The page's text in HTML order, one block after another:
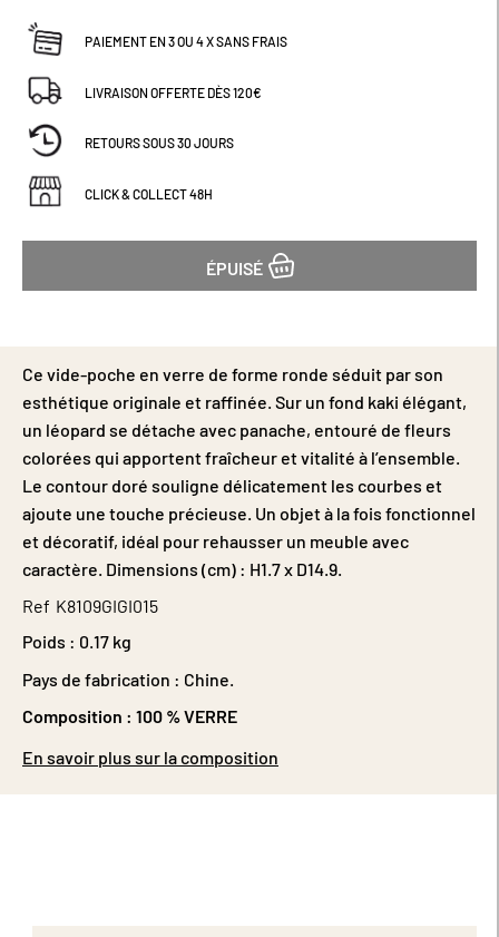
PAIEMENT EN 3 OU 4 X SANS FRAIS
LIVRAISON OFFERTE DÈS 120€
RETOURS SOUS 30 JOURS
CLICK & COLLECT 48H
ÉPUISÉ
Ce vide-poche en verre de forme ronde séduit par son
esthétique originale et raffinée. Sur un fond kaki élégant,
un léopard se détache avec panache, entouré de fleurs
colorées qui apportent fraîcheur et vitalité à l’ensemble.
Le contour doré souligne délicatement les courbes et
ajoute une touche précieuse. Un objet à la fois fonctionnel
et décoratif, idéal pour rehausser un meuble avec
caractère. Dimensions (cm) : H1.7 x D14.9.
Ref K8109GIGI015
Poids : 0.17 kg
Pays de fabrication : Chine.
Composition : 100 % VERRE
En savoir plus sur la composition